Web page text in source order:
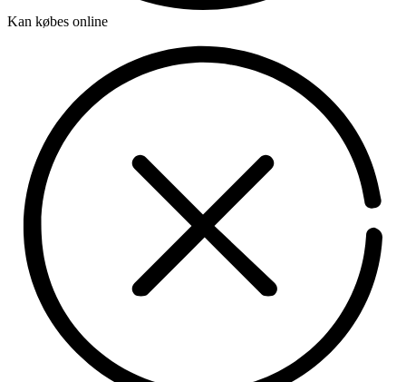
Kan købes online